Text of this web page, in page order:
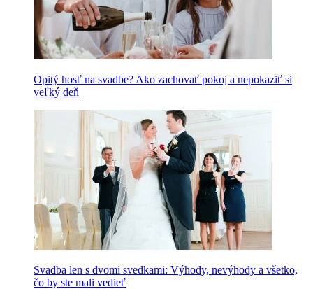
Opitý hosť na svadbe? Ako zachovať pokoj a nepokaziť si
veľký deň
Svadba len s dvomi svedkami: Výhody, nevýhody a všetko,
čo by ste mali vedieť